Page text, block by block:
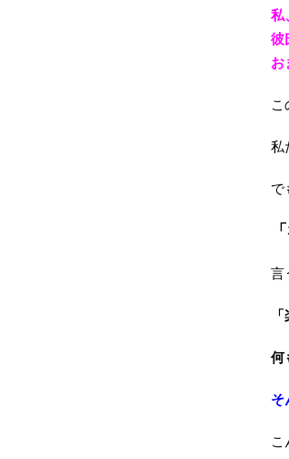
私
彼
お
こ
私
で
言
何
そ
こ